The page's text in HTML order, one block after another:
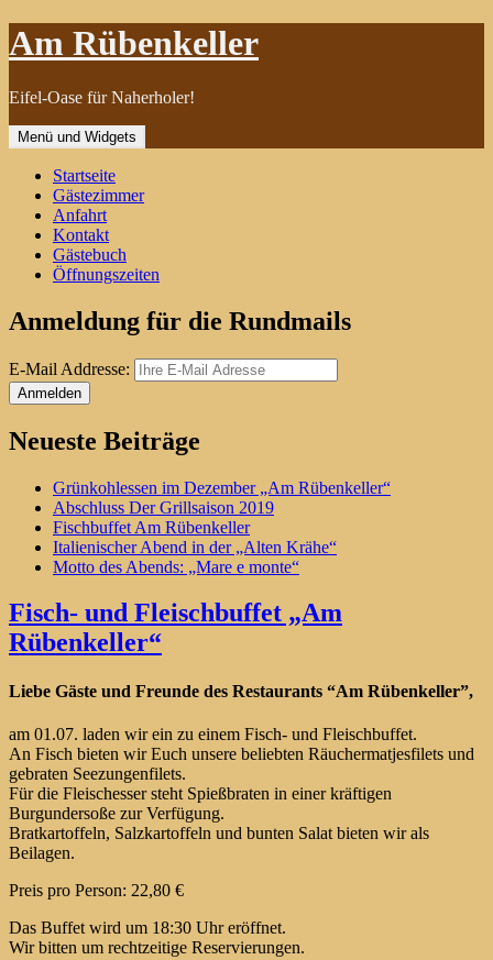
Zum
Inhalt
Am Rübenkeller
Eifel-Oase für Naherholer!
Menü und Widgets
Startseite
Gästezimmer
Anfahrt
Kontakt
Gästebuch
Öffnungszeiten
Anmeldung für die Rundmails
E-Mail Addresse:
Neueste Beiträge
Grünkohlessen im Dezember „Am Rübenkeller“
Abschluss Der Grillsaison 2019
Fischbuffet Am Rübenkeller
Italienischer Abend in der „Alten Krähe“
Motto des Abends: „Mare e monte“
Fisch- und Fleischbuffet „Am
Rübenkeller“
Liebe Gäste und Freunde des Restaurants “Am Rübenkeller”,
am 01.07. laden wir ein zu einem Fisch- und Fleischbuffet.
An Fisch bieten wir Euch unsere beliebten Räuchermatjesfilets und
gebraten Seezungenfilets.
Für die Fleischesser steht Spießbraten in einer kräftigen
Burgundersoße zur Verfügung.
Bratkartoffeln, Salzkartoffeln und bunten Salat bieten wir als
Beilagen.
Preis pro Person: 22,80 €
Das Buffet wird um 18:30 Uhr eröffnet.
Wir bitten um rechtzeitige Reservierungen.